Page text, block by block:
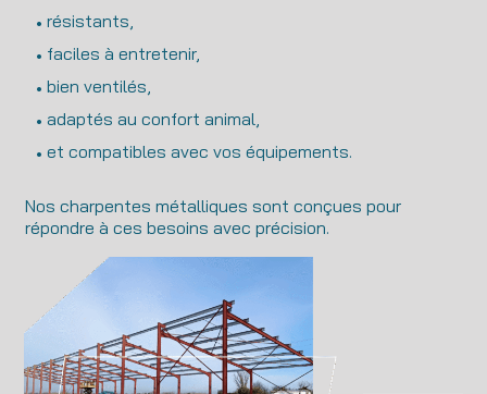
résistants,
faciles à entretenir,
bien ventilés,
adaptés au confort animal,
et compatibles avec vos équipements.
Nos charpentes métalliques sont conçues pour
répondre à ces besoins avec précision.